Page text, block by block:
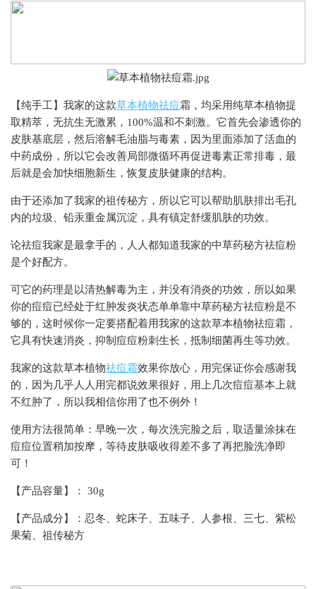
【纯手工】我家的这款草本植物祛痘霜，均采用纯草本植物提
取精萃，无抗生无激累，100%温和不刺激。它首先会渗透你的
皮肤基底层，然后溶解毛油脂与毒素，因为里面添加了活血的
中药成份，所以它会改善局部微循环再促进毒素正常排毒，最
后就是会加快细胞新生，恢复皮肤健康的结构。
由于还添加了我家的祖传秘方，所以它可以帮助肌肤排出毛孔
内的垃圾、铅汞重金属沉淀，具有镇定舒缓肌肤的功效。
论祛痘我家是最拿手的，人人都知道我家的中草药秘方祛痘粉
是个好配方。
可它的药理是以清热解毒为主，并没有消炎的功效，所以如果
你的痘痘已经处于红肿发炎状态单单靠中草药秘方祛痘粉是不
够的，这时候你一定要搭配着用我家的这款草本植物祛痘霜，
它具有快速消炎，抑制痘痘粉刺生长，抵制细菌再生等功效。
我家的这款草本植物祛痘霜效果你放心，用完保证你会感谢我
的，因为几乎人人用完都说效果很好，用上几次痘痘基本上就
不红肿了，所以我相信你用了也不例外！
使用方法很简单：早晚一次，每次洗完脸之后，取适量涂抹在
痘痘位置稍加按摩，等待皮肤吸收得差不多了再把脸洗净即
可！
【产品容量】： 30g
【产品成分】：忍冬、蛇床子、五味子、人参根、三七、紫松
果菊、祖传秘方